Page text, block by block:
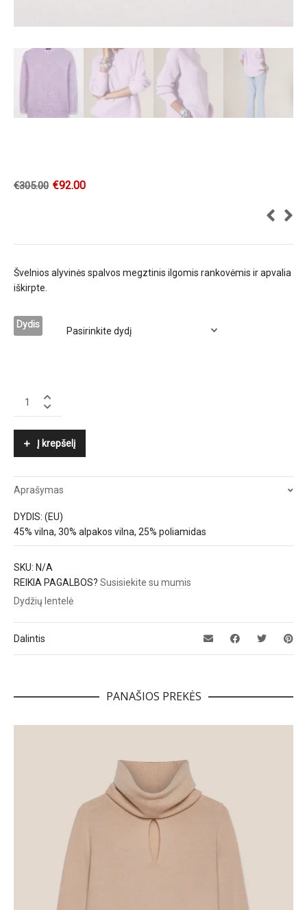
€305.00 €92.00
Švelnios alyvinės spalvos megztinis ilgomis rankovėmis ir apvalia
iškirpte.
Dydis
CERANO
Į krepšelį
Aprašymas
DYDIS: (EU)
45% vilna, 30% alpakos vilna, 25% poliamidas
SKU: N/A
REIKIA PAGALBOS? Susisiekite su mumis
Dydžių lentelė
Dalintis
PANAŠIOS PREKĖS